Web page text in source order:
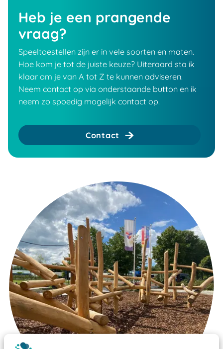
Heb je een prangende
vraag?
Speeltoestellen zijn er in vele soorten en maten.
Hoe kom je tot de juiste keuze? Uiteraard sta ik
klaar om je van A tot Z te kunnen adviseren.
Neem contact op via onderstaande button en ik
neem zo spoedig mogelijk contact op.
Contact